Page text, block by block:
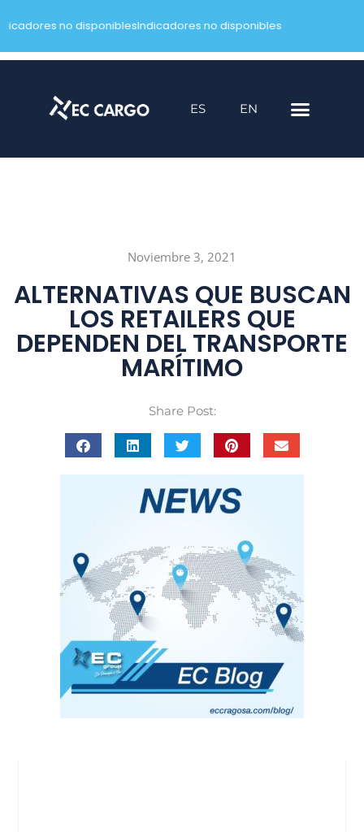
al
no disponiblesIndicadores no disponibles
ES EN
Noviembre 3, 2021
ALTERNATIVAS QUE BUSCAN
LOS RETAILERS QUE
DEPENDEN DEL TRANSPORTE
MARÍTIMO
Share Post: